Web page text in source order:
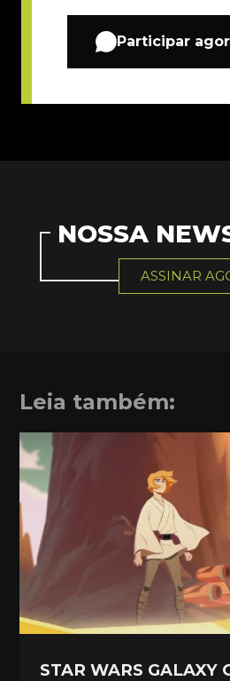
Participar
NOSSA
ASSINAR
Leia também:
STAR WARS GALAXY